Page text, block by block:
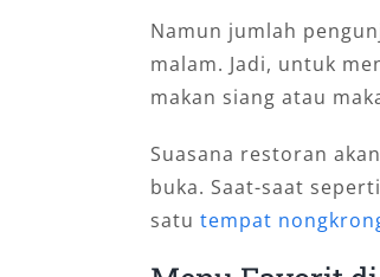
Namun jumlah
malam. Jadi, untuk
makan siang atau
Suasana restoran
buka. Saat-saat
satu tempat